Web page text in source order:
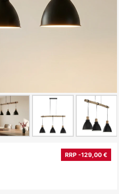
RRP -129,00 €